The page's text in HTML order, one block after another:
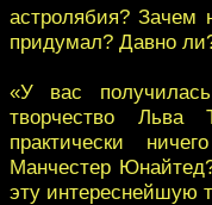
астролябия? Зачем
придумал? Давно
«У вас
творчество
практически
Манчестер
эту интереснейшую